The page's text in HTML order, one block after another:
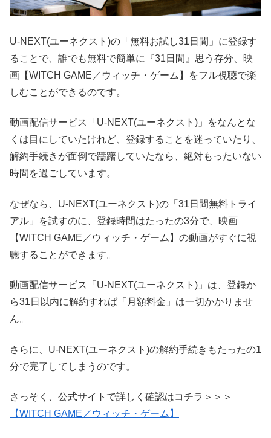
U-NEXT(ユーネクスト)の「無料お試し31日間」に登録す
ることで、誰でも無料で簡単に『31日間』思う存分、映
画【WITCH GAME／ウィッチ・ゲーム】をフル視聴で楽
しむことができるのです。
動画配信サービス「U-NEXT(ユーネクスト)」をなんとな
くは目にしていたけれど、登録することを迷っていたり、
解約手続きが面倒で躊躇していたなら、絶対もったいない
時間を過ごしています。
なぜなら、U-NEXT(ユーネクスト)の「31日間無料トライ
アル」を試すのに、登録時間はたったの3分で、映画
【WITCH GAME／ウィッチ・ゲーム】の動画がすぐに視
聴することができます。
動画配信サービス「U-NEXT(ユーネクスト)」は、登録か
ら31日以内に解約すれば「月額料金」は一切かかりませ
ん。
さらに、U-NEXT(ユーネクスト)の解約手続きもたったの1
分で完了してしまうのです。
さっそく、公式サイトで詳しく確認はコチラ＞＞＞
【WITCH GAME／ウィッチ・ゲーム】